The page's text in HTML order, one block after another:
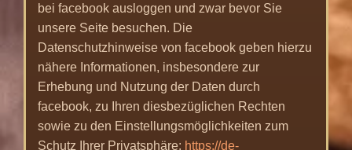
bei facebook ausloggen und zwar bevor Sie
unsere Seite besuchen. Die
Datenschutzhinweise von facebook geben hierzu
nähere Informationen, insbesondere zur
Erhebung und Nutzung der Daten durch
facebook, zu Ihren diesbezüglichen Rechten
sowie zu den Einstellungsmöglichkeiten zum
Schutz Ihrer Privatsphäre: https://de-